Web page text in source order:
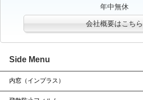
年中無休
会社概要はこちら
Side Menu
内窓（インプラス）